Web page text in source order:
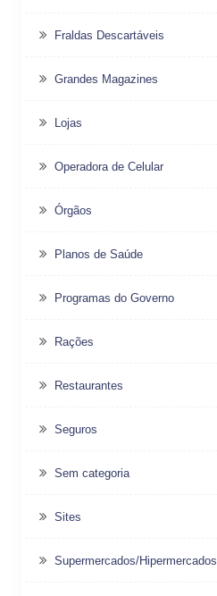
Fraldas Descartáveis
Grandes Magazines
Lojas
Operadora de Celular
Órgãos
Planos de Saúde
Programas do Governo
Rações
Restaurantes
Seguros
Sem categoria
Sites
Supermercados/Hipermercados